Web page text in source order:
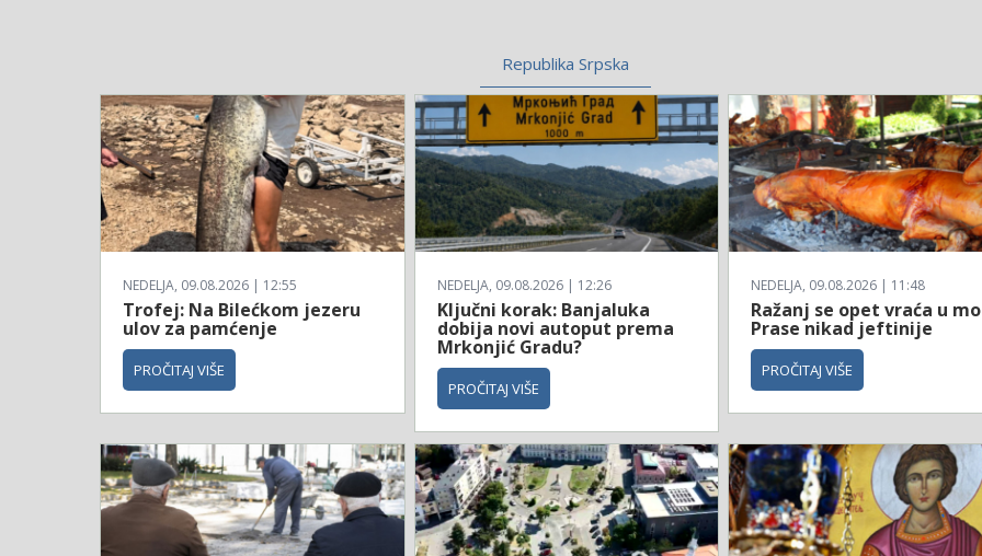
Republika Srpska
NEDELJA, 09.08.2026 | 12:55
Trofej: Na Bilećkom jezeru
ulov za pamćenje
PROČITAJ VIŠE
NEDELJA, 09.08.2026 | 12:26
Ključni korak: Banjaluka
dobija novi autoput prema
Mrkonjić Gradu?
PROČITAJ VIŠE
NEDELJA, 09.08.2026 | 11:48
Ražanj se opet vraća u
Prase nikad jeftinije
PROČITAJ VIŠE